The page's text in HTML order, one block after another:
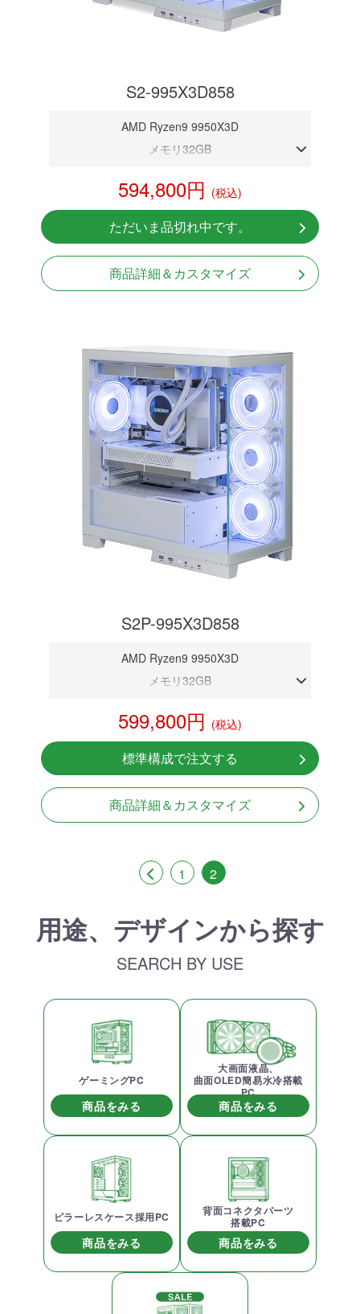
S2-995X3D858
AMD Ryzen9 9950X3D
メモリ32GB
NVMeSSD 1TB
無線LAN Bluetooth対応
Windows11 Home 64bit
594,800円 (税込)
ただいま品切れ中です。
商品詳細＆カスタマイズ
S2P-995X3D858
AMD Ryzen9 9950X3D
メモリ32GB
NVMeSSD 1TB
無線LAN Bluetooth対応
Windows11 Home 64bit
599,800円 (税込)
標準構成で注文する
商品詳細＆カスタマイズ
1 2
用途、デザインから探す
SEARCH BY USE
ゲーミングPC
商品をみる
大画面液晶、
曲面OLED簡易水冷搭載
PC
商品をみる
ピラーレスケース採用PC
商品をみる
背面コネクタパーツ
搭載PC
商品をみる